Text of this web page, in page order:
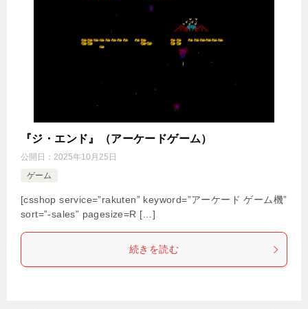
『ジ・エンド』（アーケードゲーム）
公開日： 2025年10月25日
ゲーム
[csshop service=”rakuten” keyword=”アーケード ゲーム機”
sort=”-sales” pagesize=R […]
続きを読む